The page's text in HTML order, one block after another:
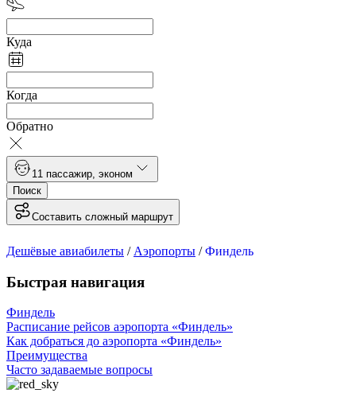
Куда
Когда
Обратно
1 1 пассажир эконом
Поиск
Составить сложный маршрут
Дешёвые авиабилеты / Аэропорты /Финдель
Быстрая навигация
Финдель
Расписание рейсов аэропорта «Финдель»
Как добраться до аэропорта «Финдель»
Преимущества
Часто задаваемые вопросы